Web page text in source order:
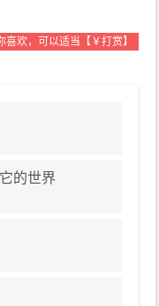
欢，可以适当【￥打赏】
的世界